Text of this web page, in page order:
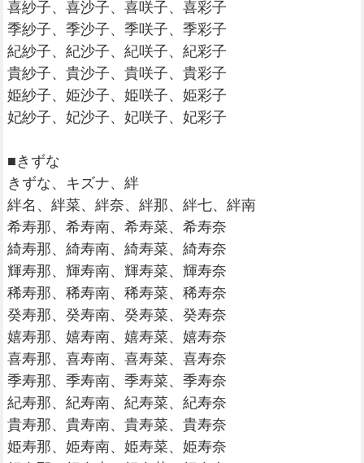
喜紗子、喜沙子、喜咲子、喜彩子
季紗子、季沙子、季咲子、季彩子
紀紗子、紀沙子、紀咲子、紀彩子
貴紗子、貴沙子、貴咲子、貴彩子
姫紗子、姫沙子、姫咲子、姫彩子
妃紗子、妃沙子、妃咲子、妃彩子
■きずな
きずな、キズナ、絆
絆名、絆菜、絆奈、絆那、絆七、絆南
希寿那、希寿南、希寿菜、希寿奈
綺寿那、綺寿南、綺寿菜、綺寿奈
輝寿那、輝寿南、輝寿菜、輝寿奈
稀寿那、稀寿南、稀寿菜、稀寿奈
癸寿那、癸寿南、癸寿菜、癸寿奈
嬉寿那、嬉寿南、嬉寿菜、嬉寿奈
喜寿那、喜寿南、喜寿菜、喜寿奈
季寿那、季寿南、季寿菜、季寿奈
紀寿那、紀寿南、紀寿菜、紀寿奈
貴寿那、貴寿南、貴寿菜、貴寿奈
姫寿那、姫寿南、姫寿菜、姫寿奈